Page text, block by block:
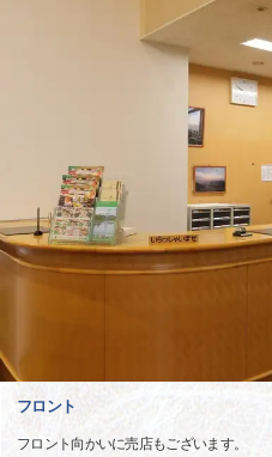
フロント
フロント向かいに売店もございます。